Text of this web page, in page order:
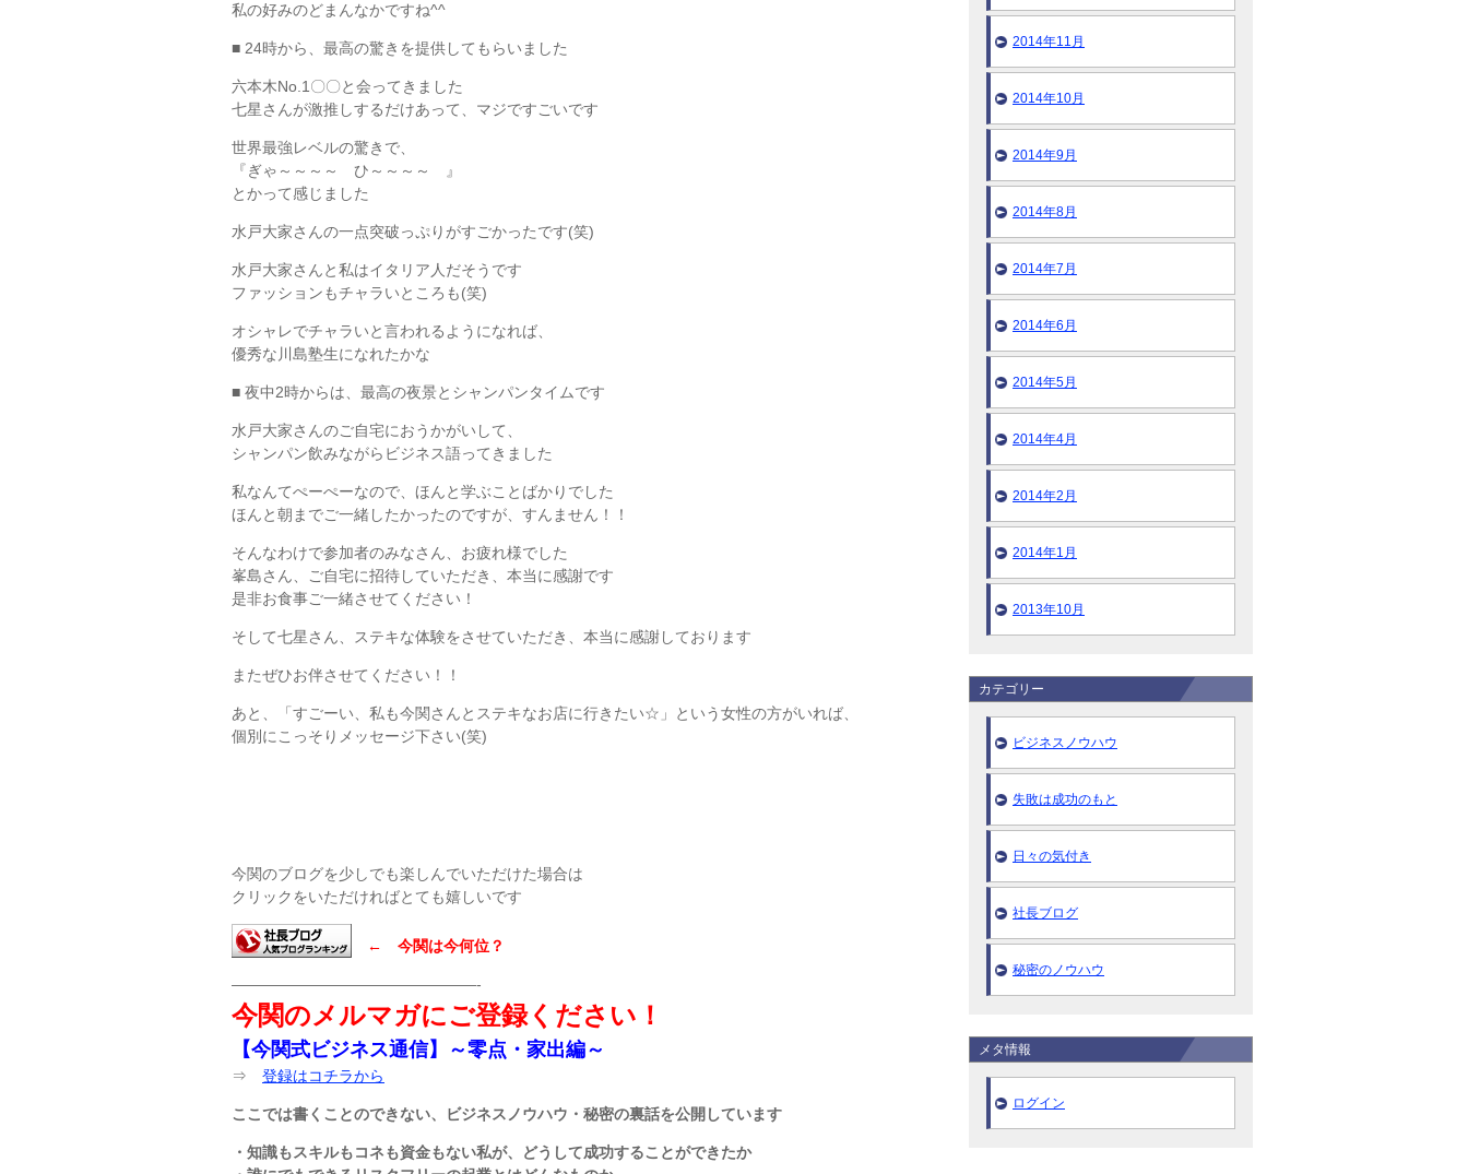
私の好みのどまんなかですね^^
■ 24時から、最高の驚きを提供してもらいました
六本木No.1〇〇と会ってきました
七星さんが激推しするだけあって、マジですごいです
世界最強レベルの驚きで、
『ぎゃ～～～～ ひ～～～～ 』
とかって感じました
水戸大家さんの一点突破っぷりがすごかったです(笑)
水戸大家さんと私はイタリア人だそうです
ファッションもチャラいところも(笑)
オシャレでチャラいと言われるようになれば、
優秀な川島塾生になれたかな
■ 夜中2時からは、最高の夜景とシャンパンタイムです
水戸大家さんのご自宅におうかがいして、
シャンパン飲みながらビジネス語ってきました
私なんてぺーぺーなので、ほんと学ぶことばかりでした
ほんと朝までご一緒したかったのですが、すんません！！
そんなわけで参加者のみなさん、お疲れ様でした
峯島さん、ご自宅に招待していただき、本当に感謝です
是非お食事ご一緒させてください！
そして七星さん、ステキな体験をさせていただき、本当に感謝しております
またぜひお伴させてください！！
あと、「すごーい、私も今関さんとステキなお店に行きたい☆」という女性の方がいれば、
個別にこっそりメッセージ下さい(笑)
今関のブログを少しでも楽しんでいただけた場合は
クリックをいただければとても嬉しいです
← 今関は今何位？
————————————————-
今関のメルマガにご登録ください！
【今関式ビジネス通信】～零点・家出編～
⇒ 登録はコチラから
ここでは書くことのできない、ビジネスノウハウ・秘密の裏話を公開しています
・知識もスキルもコネも資金もない私が、どうして成功することができたか
2014年11月
2014年10月
2014年9月
2014年8月
2014年7月
2014年6月
2014年5月
2014年4月
2014年2月
2014年1月
2013年10月
カテゴリー
ビジネスノウハウ
失敗は成功のもと
日々の気付き
社長ブログ
秘密のノウハウ
メタ情報
ログイン